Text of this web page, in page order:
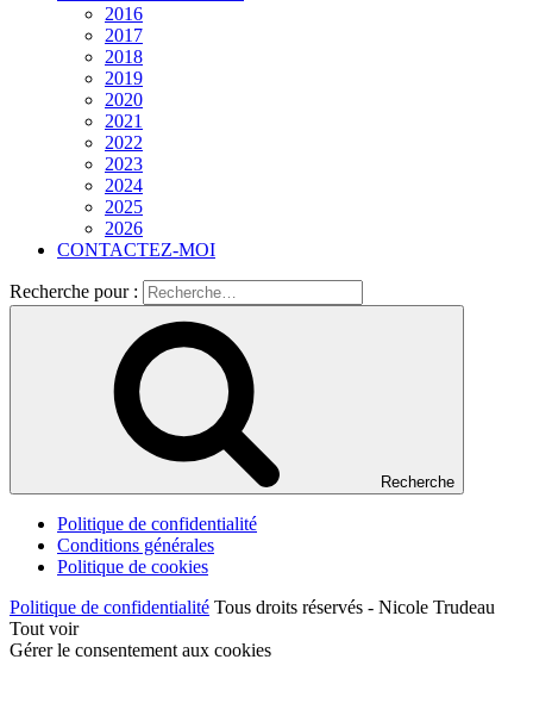
2016
2017
2018
2019
2020
2021
2022
2023
2024
2025
2026
CONTACTEZ-MOI
Recherche pour :
Recherche
Politique de confidentialité
Conditions générales
Politique de cookies
Politique de confidentialité Tous droits réservés - Nicole Trudeau
Tout voir
Gérer le consentement aux cookies